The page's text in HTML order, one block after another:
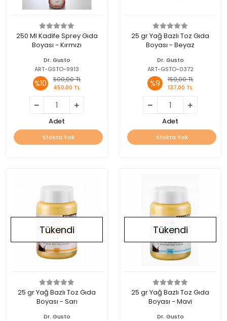
250 Ml Kadife Sprey Gıda
Boyası - Kırmızı
Dr. Gusto
ART-GSTO-9913
%10
500,00 TL
450,00 TL
Adet
Stokta Yok
25 gr Yağ Bazlı Toz Gıda
Boyası - Beyaz
Dr. Gusto
ART-GSTO-0372
%9
150,00 TL
137,00 TL
Adet
Stokta Yok
Tükendi
25 gr Yağ Bazlı Toz Gıda
Boyası - Sarı
Dr. Gusto
Tükendi
25 gr Yağ Bazlı Toz Gıda
Boyası - Mavi
Dr. Gusto